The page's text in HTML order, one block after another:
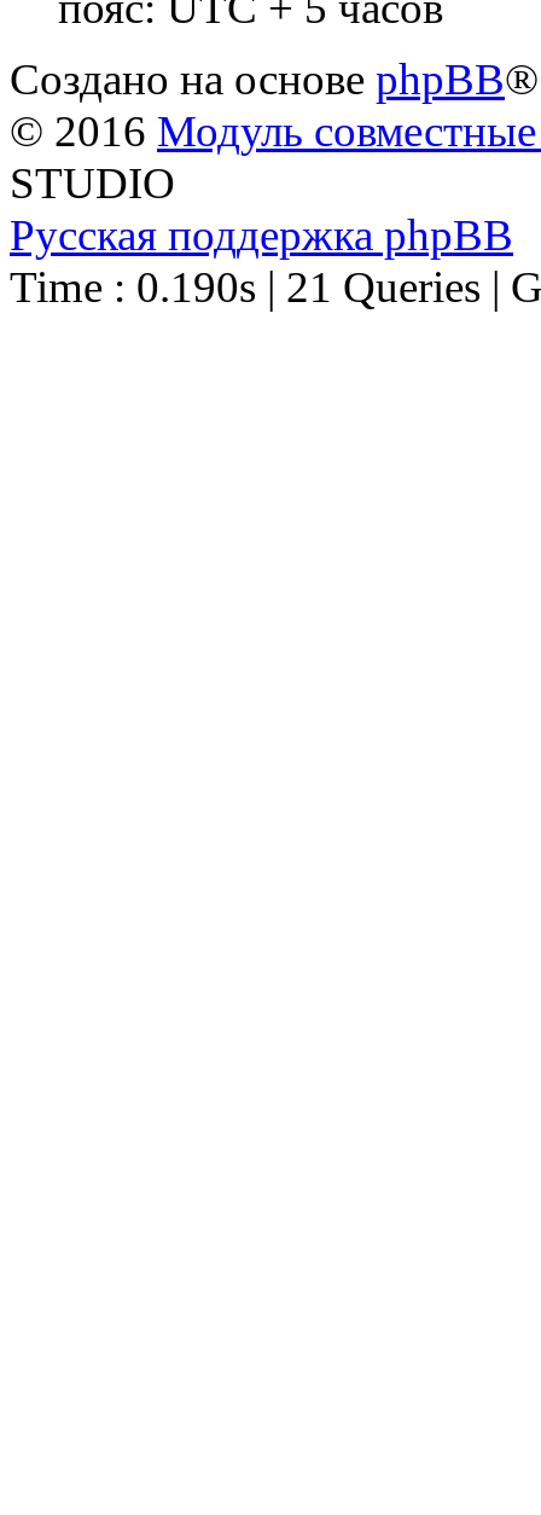
Создано на основе phpBB®
© 2016 Модуль
STUDIO
Русская поддержка phpBB
Time : 0.190s | 21 Queries |